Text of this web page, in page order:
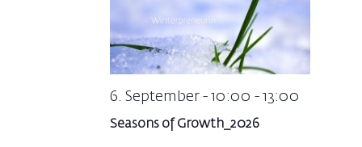
Seasons of Growth_2026
6. September - 10:00 -13:00